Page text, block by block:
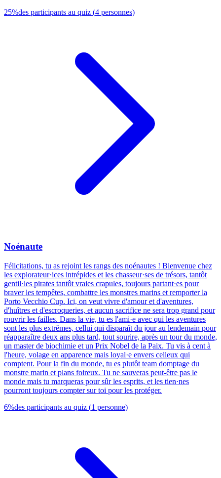
25%des participants au quiz (4 personnes)
Noénaute
Félicitations, tu as rejoint les rangs des noénautes ! Bienvenue chez
les explorateur·ices intrépides et les chasseur·ses de trésors, tantôt
gentil·les pirates tantôt vraies crapules, toujours partant·es pour
braver les tempêtes, combattre les monstres marins et remporter la
Porto Vecchio Cup. Ici, on veut vivre d'amour et d'aventures,
d'huîtres et d'escroqueries, et aucun sacrifice ne sera trop grand pour
rouvrir les failles. Dans la vie, tu es l'ami·e avec qui les aventures
sont les plus extrêmes, cellui qui disparaît du jour au lendemain pour
réapparaître deux ans plus tard, tout sourire, après un tour du monde,
un master de biochimie et un Prix Nobel de la Paix. Tu vis à cent à
l'heure, volage en apparence mais loyal·e envers celleux qui
comptent. Pour la fin du monde, tu es plutôt team domptage du
monstre marin et plans foireux. Tu ne sauveras peut-être pas le
monde mais tu marqueras pour sûr les esprits, et les tien·nes
pourront toujours compter sur toi pour les protéger.
6%des participants au quiz (1 personne)